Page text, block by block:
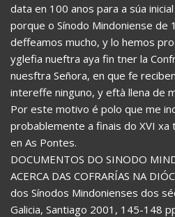
data en 100 anos para a súa
porque o Sínodo Mindoniense de
deffeamos mucho, y lo hemos
yglefia nueftra aya fin tner la
nuesftra Señora, en que fe
intereffe ninguno, y eftà llena de
Por este motivo é polo que me
probablemente a finais do XVI xa
en As Pontes.
DOCUMENTOS DO SINODO
ACERCA DAS COFRARÍAS NA
dos Sínodos Mindonienses dos
Galicia, Santiago 2001, 145-148